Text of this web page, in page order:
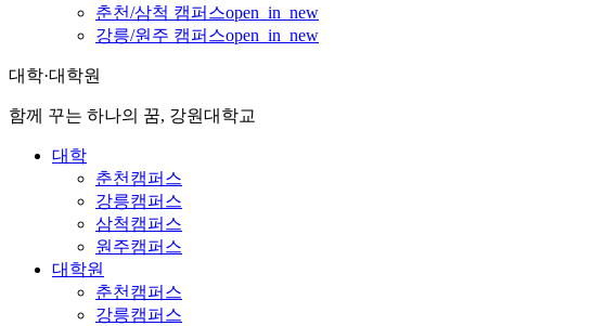
춘천/삼척 캠퍼스open_in_new
강릉/원주 캠퍼스open_in_new
대학·대학원
함께 꾸는 하나의 꿈, 강원대학교
대학
춘천캠퍼스
강릉캠퍼스
삼척캠퍼스
원주캠퍼스
대학원
춘천캠퍼스
강릉캠퍼스